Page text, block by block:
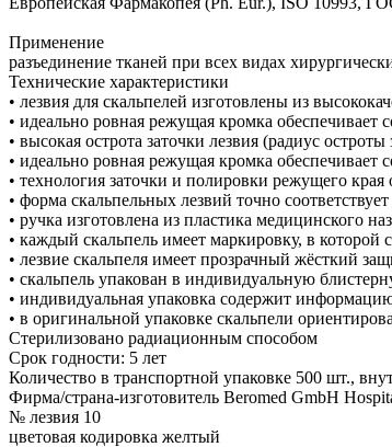
Применение
разъединение тканей при всех видах
Технические характеристики
• лезвия для скальпелей изготовлены из
• идеально ровная режущая кромка
• высокая острота заточки лезвия (радиус
• идеально ровная режущая кромка
• технология заточки и полировки режущего
• форма скальпельных лезвий точно
• ручка изготовлена из пластика медицинского
• каждый скальпель имеет маркировку, в
• лезвие скальпеля имеет прозрачный жёсткий
• скальпель упакован в индивидуальную
• индивидуальная упаковка содержит
• в оригинальной упаковке скальпели
Стерилизовано радиационным способом
Срок годности: 5 лет
Количество в транспортной упаковке 500 шт.,
Фирма/страна-изготовитель Beromed GmbH
№ лезвия 10
цветовая кодировка желтый